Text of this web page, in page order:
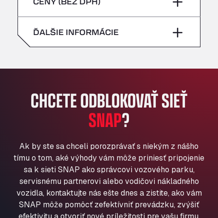
Klaverbladstaat 21, 3560
American Truck Wash
Andamur La Junquera
AP7 Salida 2, C/ Bassegoda, 4, 17700
Andamur Pamplona
Andamur San Roman II
Aut A1 Exit 385, 01207
Anglia Motel
Washway Road, PE12 8LT
Anpol Sp. z o.o.
Ul. Torunska 147, 85884
nedeľa –
nedeľa –
ĎALŠIE INFORMÁCIE
CHCETE ODBLOKOVAŤ SIEŤ
SNAP?
Ak by ste sa chceli porozprávať s niekým z nášho
tímu o tom, aké výhody vám môže priniesť pripojenie
sa k sieti SNAP ako správcovi vozového parku,
servisnému partnerovi alebo vodičovi nákladného
vozidla, kontaktujte nás ešte dnes a zistite, ako vám
SNAP môže pomôcť zefektívniť prevádzku, zvýšiť